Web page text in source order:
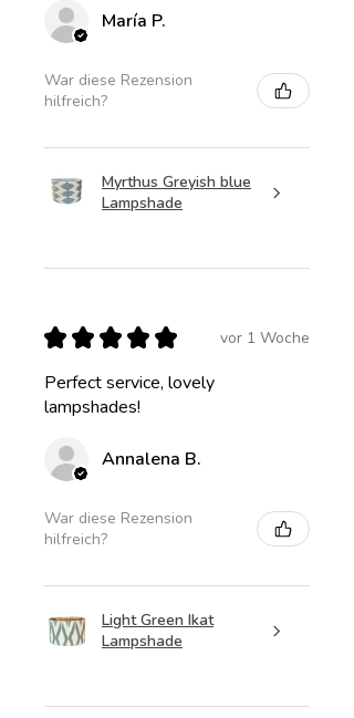
María P.
War diese Rezension
hilfreich?
Myrthus Greyish blue
Lampshade
★ ★ ★ ★ ★ vor 1 Woche
Perfect service, lovely
lampshades!
Annalena B.
War diese Rezension
hilfreich?
Light Green Ikat
Lampshade